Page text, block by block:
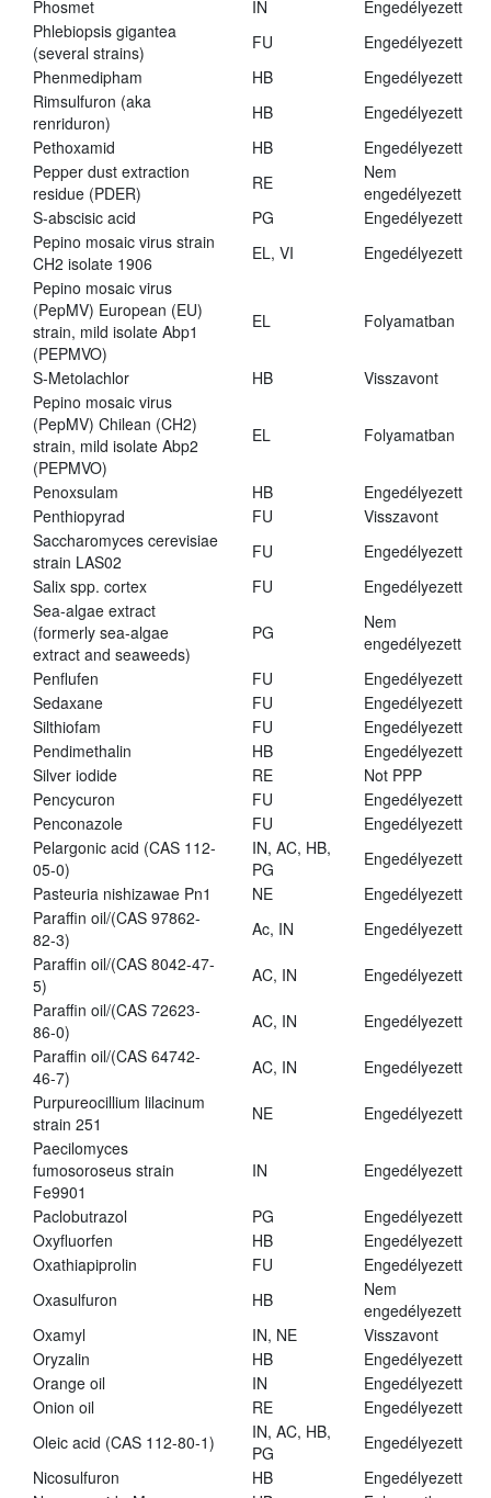
Phosmet
IN
Engedélyezett
Phlebiopsis gigantea
(several strains)
FU
Engedélyezett
Phenmedipham
HB
Engedélyezett
Rimsulfuron (aka
renriduron)
HB
Engedélyezett
Pethoxamid
HB
Engedélyezett
Pepper dust extraction
residue (PDER)
RE
Nem
engedélyezett
S-abscisic acid
PG
Engedélyezett
Pepino mosaic virus strain
CH2 isolate 1906
EL, VI
Engedélyezett
Pepino mosaic virus
(PepMV) European (EU)
strain, mild isolate Abp1
(PEPMVO)
EL Folyamatban
S-Metolachlor HB
Visszavont
Pepino mosaic virus
(PepMV) Chilean (CH2)
strain, mild isolate Abp2
(PEPMVO)
EL Folyamatban
Penoxsulam HB
Engedélyezett
Penthiopyrad
FU
Visszavont
Saccharomyces cerevisiae
strain LAS02
FU
Engedélyezett
Salix spp. cortex
FU
Engedélyezett
Sea-algae extract
(formerly sea-algae
extract and seaweeds)
PG
Nem
engedélyezett
Penflufen
FU
Engedélyezett
Sedaxane
FU
Engedélyezett
Silthiofam
FU
Engedélyezett
Pendimethalin
HB
Engedélyezett
Silver iodide
RE
Not PPP
Pencycuron
FU
Engedélyezett
Penconazole
FU
Engedélyezett
Pelargonic acid (CAS 112-
05-0)
IN, AC, HB,
PG
Engedélyezett
Pasteuria nishizawae Pn1
NE
Engedélyezett
Paraffin oil/(CAS 97862-
82-3)
Ac, IN
Engedélyezett
Paraffin oil/(CAS 8042-47-
5)
AC, IN
Engedélyezett
Paraffin oil/(CAS 72623-
86-0)
AC, IN
Engedélyezett
Paraffin oil/(CAS 64742-
46-7)
AC, IN
Engedélyezett
Purpureocillium lilacinum
strain 251
NE
Engedélyezett
Paecilomyces
fumosoroseus strain
Fe9901
IN Engedélyezett
Paclobutrazol PG
Engedélyezett
Oxyfluorfen
HB
Engedélyezett
Oxathiapiprolin
FU
Engedélyezett
Oxasulfuron
HB
Nem
engedélyezett
Oxamyl
IN, NE
Visszavont
Oryzalin
HB
Engedélyezett
Orange oil
IN
Engedélyezett
Onion oil
RE
Engedélyezett
Oleic acid (CAS 112-80-1)
IN, AC, HB,
PG
Engedélyezett
Nicosulfuron
HB
Engedélyezett